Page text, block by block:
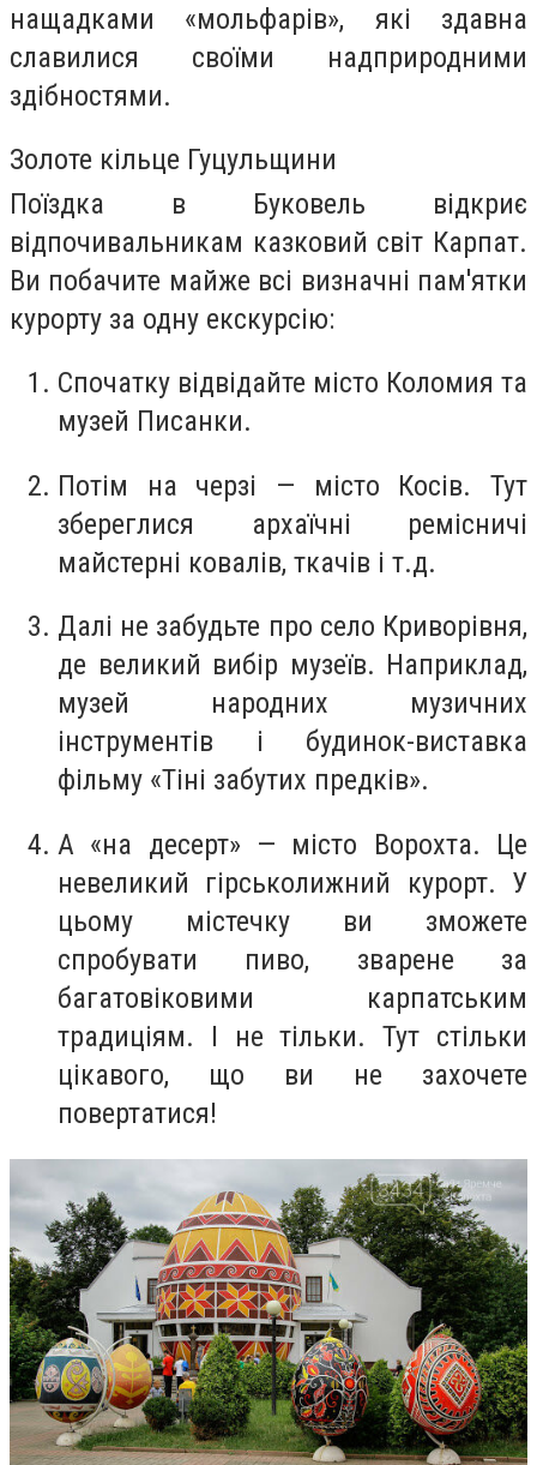
нащадками «мольфарів», які здавна
славилися своїми надприродними
здібностями.
Золоте кільце Гуцульщини
Поїздка в Буковель відкриє
відпочивальникам казковий світ Карпат.
Ви побачите майже всі визначні пам'ятки
курорту за одну екскурсію:
Спочатку відвідайте місто Коломия та
музей Писанки.
Потім на черзі — місто Косів. Тут
збереглися архаїчні ремісничі
майстерні ковалів, ткачів і т.д.
Далі не забудьте про село Криворівня,
де великий вибір музеїв. Наприклад,
музей народних музичних
інструментів і будинок-виставка
фільму «Тіні забутих предків».
А «на десерт» — місто Ворохта. Це
невеликий гірськолижний курорт. У
цьому містечку ви зможете
спробувати пиво, зварене за
багатовіковими карпатським
традиціям. І не тільки. Тут стільки
цікавого, що ви не захочете
повертатися!